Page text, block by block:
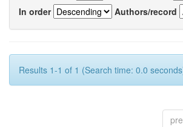
In order
Authors/record
Results 1-1 of 1 (Search time: 0.0